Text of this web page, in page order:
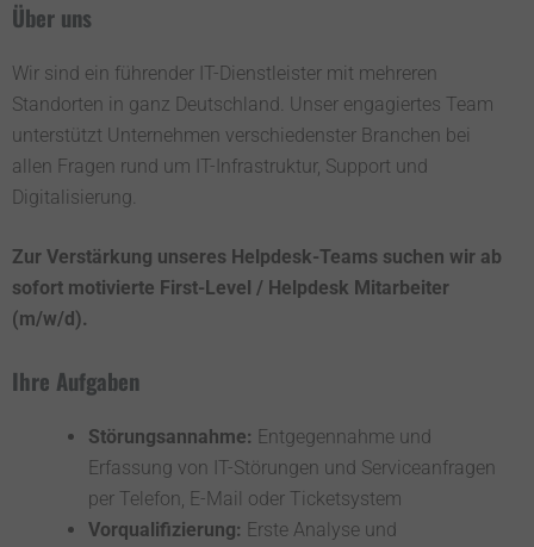
Über uns
Wir sind ein führender IT-Dienstleister mit mehreren
Standorten in ganz Deutschland. Unser engagiertes Team
unterstützt Unternehmen verschiedenster Branchen bei
allen Fragen rund um IT-Infrastruktur, Support und
Digitalisierung.
Zur Verstärkung unseres Helpdesk-Teams suchen wir ab
sofort motivierte First-Level / Helpdesk Mitarbeiter
(m/w/d).
Ihre Aufgaben
Störungsannahme: Entgegennahme und
Erfassung von IT-Störungen und Serviceanfragen
per Telefon, E-Mail oder Ticketsystem
Vorqualifizierung: Erste Analyse und